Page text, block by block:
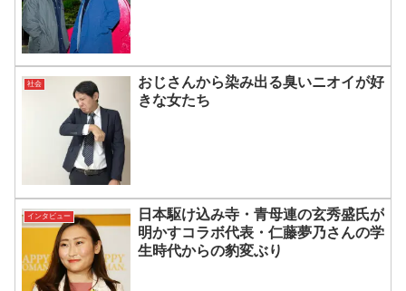
社会
おじさんから染み出る臭いニオイが好
きな女たち
インタビュー
日本駆け込み寺・青母連の玄秀盛氏が
明かすコラボ代表・仁藤夢乃さんの学
生時代からの豹変ぶり